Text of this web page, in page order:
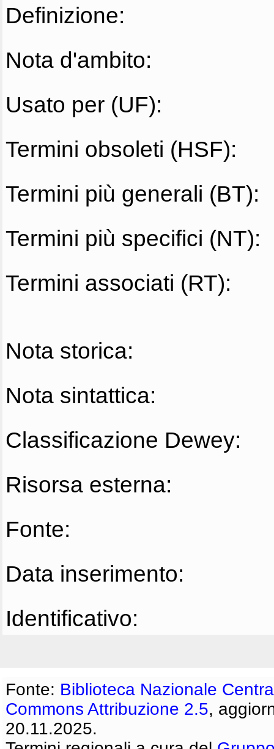
Definizione:
Nota d'ambito:
Usato per (UF):
Termini obsoleti (HSF):
Termini più generali (BT):
Termini più specifici (NT):
Termini associati (RT):
Nota storica:
Nota sintattica:
Classificazione Dewey:
Risorsa esterna:
Fonte:
Data inserimento:
Identificativo:
Fonte: Biblioteca Nazionale
Commons Attribuzione 2.5,
20.11.2025.